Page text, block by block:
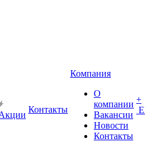
Контакты
Компания
О
компании
Вакансии
Новости
Контакты
+